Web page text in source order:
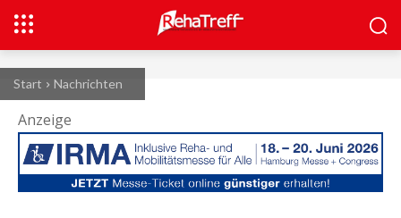
Start Nachrichten
Anzeige